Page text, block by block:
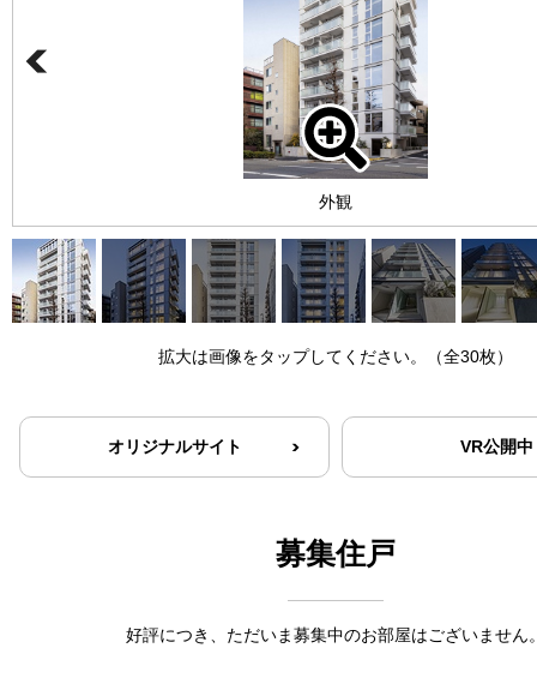
外観
拡大は画像をタップしてください。（全30枚）
オリジナルサイト VR公開中
募集住戸
好評につき、ただいま募集中のお部屋はございません